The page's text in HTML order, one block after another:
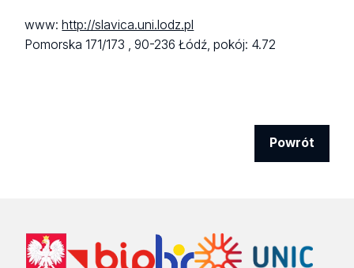
www:http://slavica.uni.lodz.pl
Pomorska 171/173 ,90-236 Łódź,pokój: 4.72
Powrót